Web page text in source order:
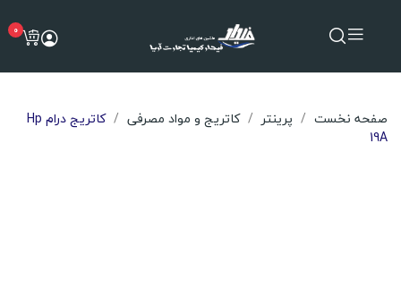
0
صفحه نخست پرینتر کاتریج و مواد مصرفی
کاتریج درام Hp
19A